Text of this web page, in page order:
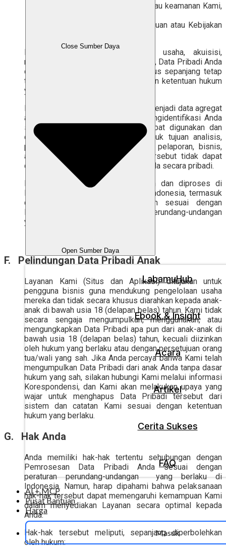
Close Sumber Daya
Open Sumber Daya
LabamuHub
Ebook & Insight
Acara
Artikel
Cerita Sukses
FAQ
AI + MCP
Pusat Bantuan
Harga
Masuk
melindungi hak, kepentingan, atau keamanan Kami,
menegakkan Syarat dan Ketentuan atau Kebijakan
Dalam hal terjadi penggabungan usaha, akuisisi,
restrukturisasi, atau transaksi serupa, Data Pribadi Anda
dapat dialihkan kepada pihak penerus sepanjang tetap
tunduk pada Kebijakan Privasi ini dan ketentuan hukum
yang berlaku.
Kami dapat mengolah Data Pribadi menjadi data agregat
atau data yang tidak lagi dapat mengidentifikasi Anda
secara langsung. Data tersebut dapat digunakan dan
dibagikan kepada Pihak Ketiga untuk tujuan analisis,
penelitian, pengembangan Layanan, pelaporan, bisnis,
atau pemasaran, sepanjang data tersebut tidak dapat
digunakan untuk mengidentifikasi Anda secara pribadi.
Data Pribadi Anda dapat disimpan dan diproses di
Indonesia dan/atau di luar wilayah Indonesia, termasuk
di Singapura, sepanjang dilakukan sesuai dengan
Kebijakan Privasi ini dan peraturan perundang-undangan
yang berlaku.
F. Pelindungan Data Pribadi Anak
Layanan Kami (Situs dan Aplikasi) ditujukan untuk
pengguna bisnis guna mendukung pengelolaan usaha
mereka dan tidak secara khusus diarahkan kepada anak-
anak di bawah usia 18 (delapan belas) tahun. Kami tidak
secara sengaja mengumpulkan, menggunakan, atau
mengungkapkan Data Pribadi apa pun dari anak-anak di
bawah usia 18 (delapan belas) tahun, kecuali diizinkan
oleh hukum yang berlaku atau dengan persetujuan orang
tua/wali yang sah. Jika Anda percaya bahwa Kami telah
mengumpulkan Data Pribadi dari anak Anda tanpa dasar
hukum yang sah, silakan hubungi Kami melalui informasi
Korespondensi, dan Kami akan melakukan upaya yang
wajar untuk menghapus Data Pribadi tersebut dari
sistem dan catatan Kami sesuai dengan ketentuan
hukum yang berlaku.
G. Hak Anda
Anda memiliki hak-hak tertentu sehubungan dengan
Pemrosesan Data Pribadi Anda sesuai dengan
peraturan perundang-undangan yang berlaku di
Indonesia. Namun, harap dipahami bahwa pelaksanaan
hak-hak tersebut dapat memengaruhi kemampuan Kami
dalam menyediakan Layanan secara optimal kepada
Anda.
Hak-hak tersebut meliputi, sepanjang diperbolehkan
oleh hukum: